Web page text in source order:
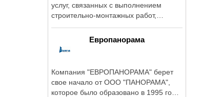
услуг, связанных с выполнением
строительно-монтажных работ,
Европанорама
Компания "ЕВРОПАНОРАМА" берет
свое начало от ООО "ПАНОРАМА",
которое было образовано в 1995 году